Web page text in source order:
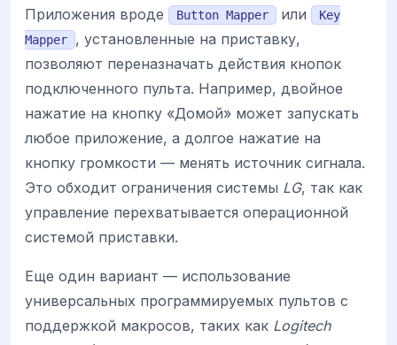
Приложения вроде Button Mapper или
Key
Mapper
, установленные на приставку,
позволяют переназначать действия кнопок
подключенного пульта. Например, двойное
нажатие на кнопку «Домой» может запускать
любое приложение, а долгое нажатие на
кнопку громкости — менять источник сигнала.
Это обходит ограничения системы LG, так как
управление перехватывается операционной
системой приставки.
Еще один вариант — использование
универсальных программируемых пультов с
поддержкой макросов, таких как Logitech